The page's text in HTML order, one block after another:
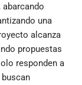
una
alcanza
propuestas
responden a